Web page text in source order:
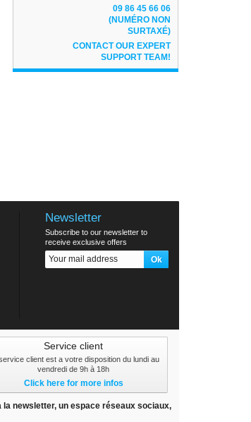
09 86 45 66 06
(NUMÉRO NON
SURTAXÉ)
CONTACT OUR EXPERT
SUPPORT TEAM!
Newsletter
Subscribe to our newsletter to
receive exclusive offers
Service client
client est a votre disposition du lundi au
vendredi de 9h à 18h
Click here for more infos
newsletter, un espace réseaux sociaux,